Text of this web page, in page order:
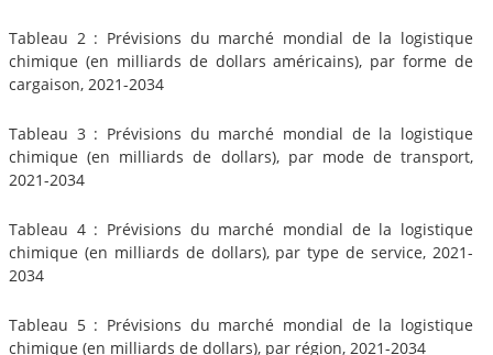
Tableau 2 : Prévisions du marché mondial de la logistique
chimique (en milliards de dollars américains), par forme de
cargaison, 2021-2034
Tableau 3 : Prévisions du marché mondial de la logistique
chimique (en milliards de dollars), par mode de transport,
2021-2034
Tableau 4 : Prévisions du marché mondial de la logistique
chimique (en milliards de dollars), par type de service, 2021-
2034
Tableau 5 : Prévisions du marché mondial de la logistique
chimique (en milliards de dollars), par région, 2021-2034